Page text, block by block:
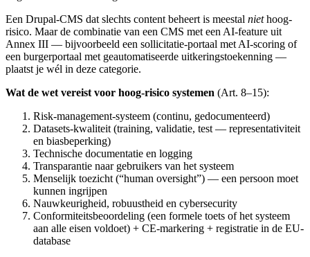
Een Drupal-CMS dat slechts content beheert is meestal niethoog-
risico. Maar de combinatie van een CMS met een AI-feature uit
Annex III — bijvoorbeeld een sollicitatie-portaal met AI-scoring of
een burgerportaal met geautomatiseerde uitkeringstoekenning —
plaatst je wél in deze categorie.
Wat de wet vereist voor hoog-risico systemen (Art. 8–15):
Risk-management-systeem (continu, gedocumenteerd)
Datasets-kwaliteit (training, validatie, test — representativiteit
en biasbeperking)
Technische documentatie en logging
Transparantie naar gebruikers van het systeem
Menselijk toezicht (“human oversight”) — een persoon moet
kunnen ingrijpen
Nauwkeurigheid, robuustheid en cybersecurity
Conformiteitsbeoordeling (een formele toets of het systeem
aan alle eisen voldoet) + CE-markering + registratie in de EU-
database